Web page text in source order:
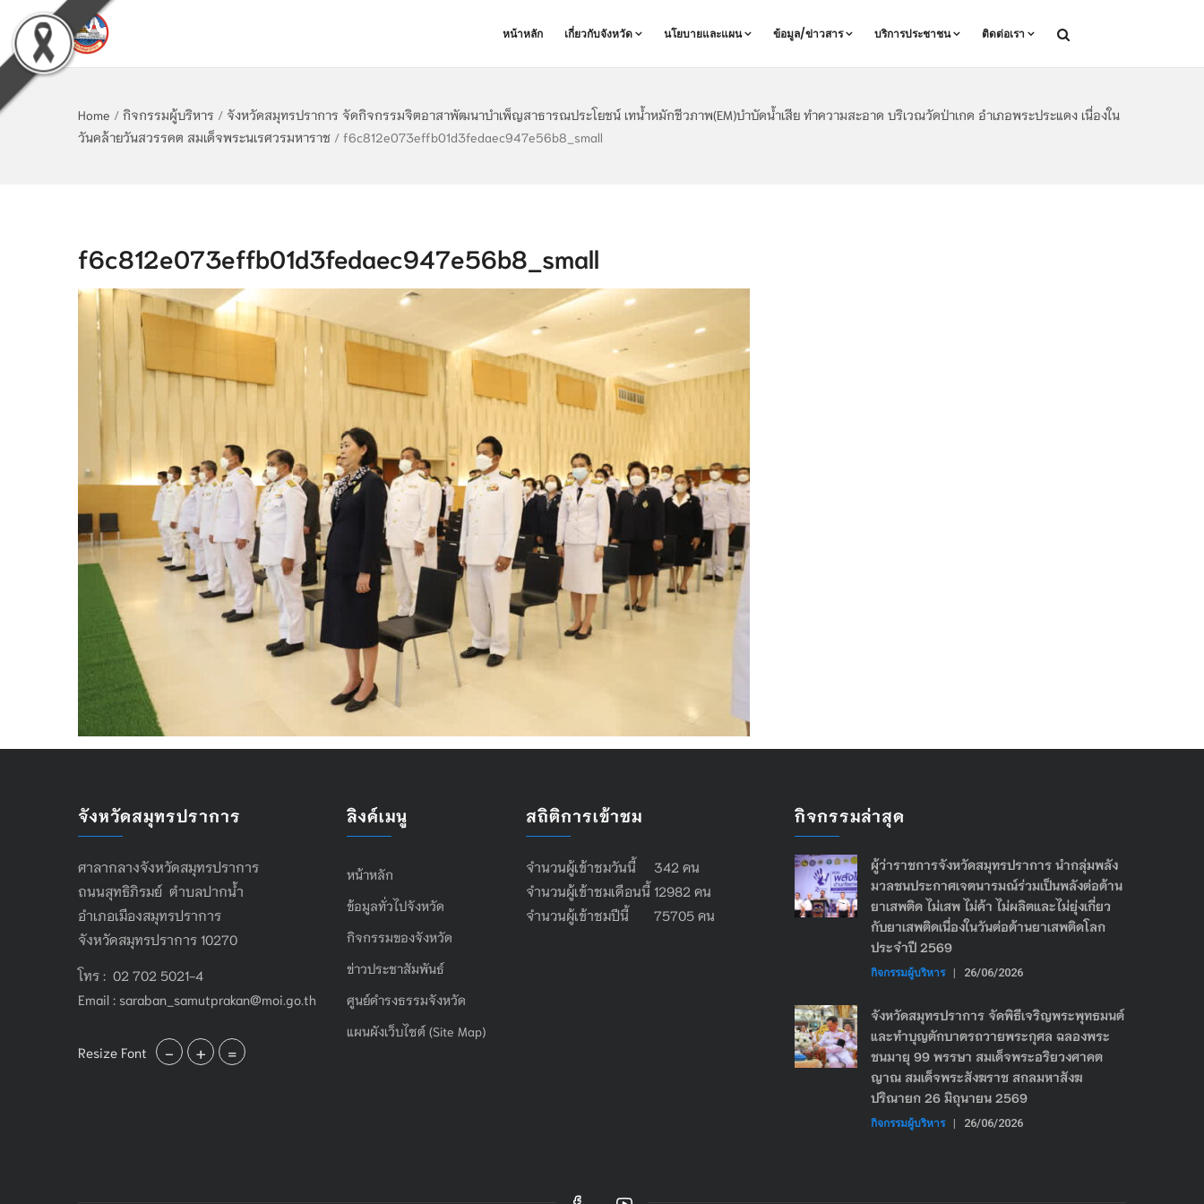
หน้าหลัก เกี่ยวกับจังหวัด นโยบายและแผน ข้อมูล/ข่าวสาร บริการประชาชน ติดต่อเรา
Home / กิจกรรมผู้บริหาร / จังหวัดสมุทรปราการ จัดกิจกรรมจิตอาสาพัฒนาบำเพ็ญสาธารณประโยชน์ เทน้ำหมักชีวภาพ(EM)บำบัดน้ำเสีย ทำความสะอาด บริเวณวัดป่าเกด อำเภอพระประแดง เนื่องใน
วันคล้ายวันสวรรคต สมเด็จพระนเรศวรมหาราช / f6c812e073effb01d3fedaec947e56b8_small
f6c812e073effb01d3fedaec947e56b8_small
จังหวัดสมุทรปราการ
ศาลากลางจังหวัดสมุทรปราการ
ถนนสุทธิภิรมย์ ตำบลปากน้ำ
อำเภอเมืองสมุทรปราการ
จังหวัดสมุทรปราการ 10270
โทร : 02 702 5021-4
Email : saraban_samutprakan@moi.go.th
Resize Font - + =
ลิงค์เมนู
หน้าหลัก
ข้อมูลทั่วไปจังหวัด
กิจกรรมของจังหวัด
ข่าวประชาสัมพันธ์
ศูนย์ดำรงธรรมจังหวัด
แผนผังเว็บไซต์ (Site Map)
สถิติการเข้าชม
จำนวนผู้เข้าชมวันนี้ 342 คน
จำนวนผู้เข้าชมเดือนนี้ 12982 คน
จำนวนผู้เข้าชมปีนี้ 75705 คน
กิจกรรมล่าสุด
ผู้ว่าราชการจังหวัดสมุทรปราการ นำกลุ่มพลัง
มวลชนประกาศเจตนารมณ์ร่วมเป็นพลังต่อต้าน
ยาเสพติด ไม่เสพ ไม่ค้า ไม่ผลิตและไม่ยุ่งเกี่ยว
กับยาเสพติดเนื่องในวันต่อต้านยาเสพติดโลก
ประจำปี 2569
กิจกรรมผู้บริหาร | 26/06/2026
จังหวัดสมุทรปราการ จัดพิธีเจริญพระพุทธมนต์
และทำบุญตักบาตรถวายพระกุศล ฉลองพระ
ชนมายุ 99 พรรษา สมเด็จพระอริยวงศาคต
ญาณ สมเด็จพระสังฆราช สกลมหาสังฆ
ปริณายก 26 มิถุนายน 2569
กิจกรรมผู้บริหาร | 26/06/2026